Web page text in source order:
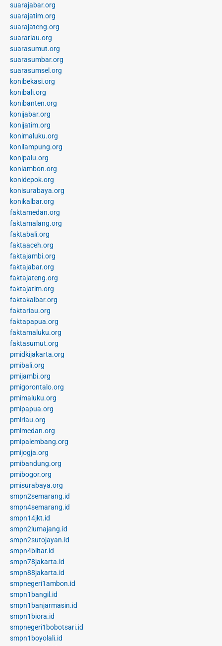
suarajabar.org
suarajatim.org
suarajateng.org
suarariau.org
suarasumut.org
suarasumbar.org
suarasumsel.org
konibekasi.org
konibali.org
konibanten.org
konijabar.org
konijatim.org
konimaluku.org
konilampung.org
konipalu.org
koniambon.org
konidepok.org
konisurabaya.org
konikalbar.org
faktamedan.org
faktamalang.org
faktabali.org
faktaaceh.org
faktajambi.org
faktajabar.org
faktajateng.org
faktajatim.org
faktakalbar.org
faktariau.org
faktapapua.org
faktamaluku.org
faktasumut.org
pmidkijakarta.org
pmibali.org
pmijambi.org
pmigorontalo.org
pmimaluku.org
pmipapua.org
pmiriau.org
pmimedan.org
pmipalembang.org
pmijogja.org
pmibandung.org
pmibogor.org
pmisurabaya.org
smpn2semarang.id
smpn4semarang.id
smpn14jkt.id
smpn2lumajang.id
smpn2sutojayan.id
smpn4blitar.id
smpn78jakarta.id
smpn88jakarta.id
smpnegeri1ambon.id
smpn1bangil.id
smpn1banjarmasin.id
smpn1biora.id
smpnegeri1bobotsari.id
smpn1boyolali.id